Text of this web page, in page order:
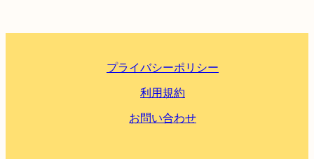
プライバシーポリシー
利用規約
お問い合わせ